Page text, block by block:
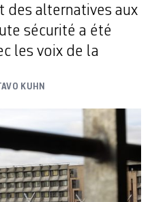
des alternatives aux
sécurité a été
les voix de la
KUHN